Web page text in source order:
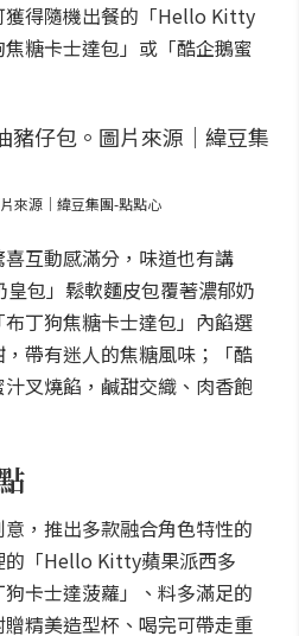
獲得隨機出餐的「Hello Kitty
糖卡士達包」或「酷企鵝蜜
來源｜緯豆集團-點點心
互動感滿分，味道也有講
包」鬆軟麵皮包覆著濃郁奶
丁狗焦糖卡士達包」內餡選
帶有迷人的焦糖風味；「酷
叉燒餡，鹹甜交織、肉香飽
，推出多款融合角色特性的
的「Hello Kitty蘋果派西多
卡士達菠蘿」、料多滿足的
贈精美造型杯、喝完可帶走重